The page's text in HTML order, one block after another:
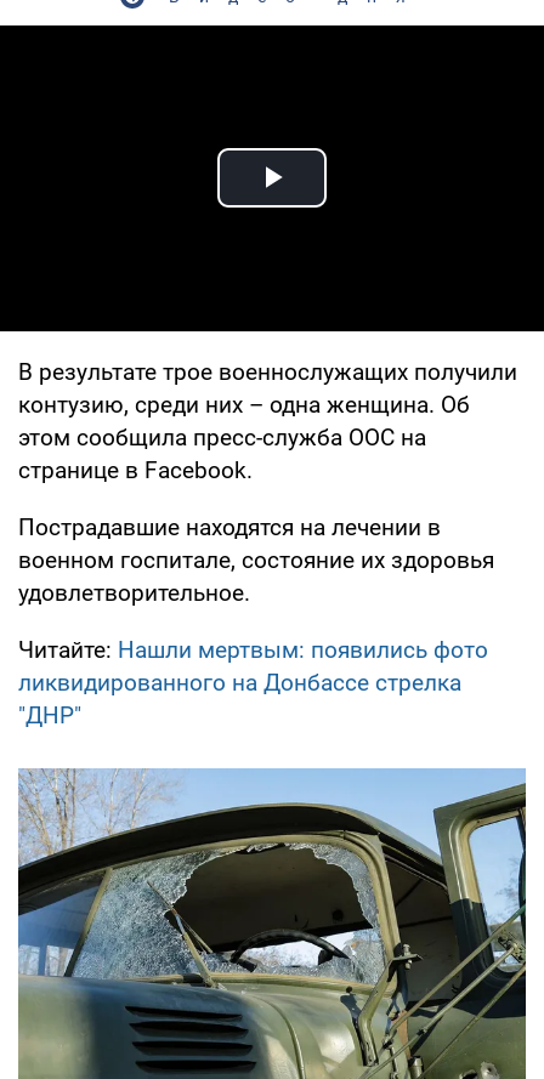
Play Video
В результате трое военнослужащих получили
контузию, среди них – одна женщина. Об
этом сообщила пресс-служба ООС на
странице в Facebook.
Пострадавшие находятся на лечении в
военном госпитале, состояние их здоровья
удовлетворительное.
Читайте: Нашли мертвым: появились фото
ликвидированного на Донбассе стрелка
"ДНР"